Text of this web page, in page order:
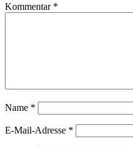
Kommentar *
Name *
E-Mail-Adresse *